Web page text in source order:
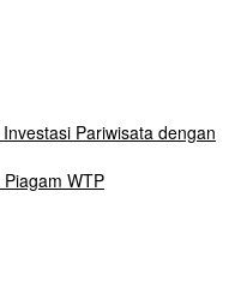
Pariwisata dengan
WTP